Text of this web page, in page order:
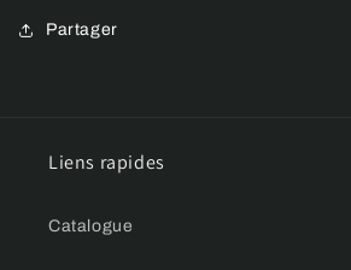
Partager
Liens rapides
Catalogue